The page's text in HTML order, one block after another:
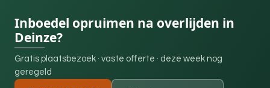
Inboedel opruimen na overlijden in
Deinze?
Gratis plaatsbezoek · vaste offerte · deze week nog
geregeld